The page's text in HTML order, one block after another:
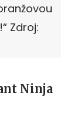
Zdroj:
Ninja